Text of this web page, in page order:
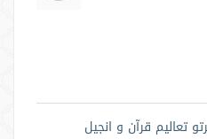
تعالیم قرآن و انجیل